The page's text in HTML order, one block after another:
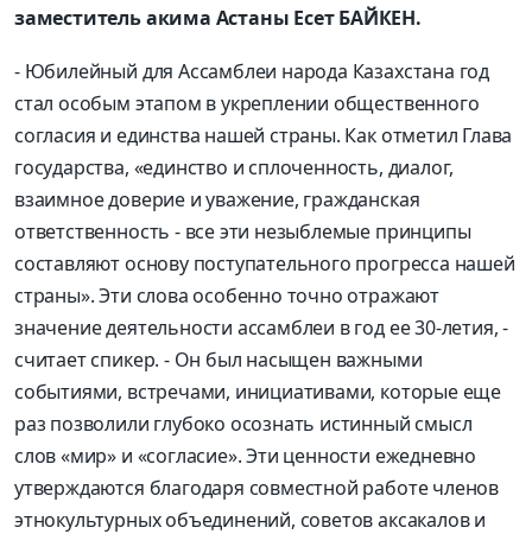
заместитель акима Астаны Есет БАЙКЕН.
- Юбилейный для Ассамблеи народа Казахстана год
стал особым этапом в укреплении общественного
согласия и единства нашей страны. Как отметил Глава
государства, «единство и сплоченность, диалог,
взаимное доверие и уважение, гражданская
ответственность - все эти незыблемые принципы
составляют основу поступательного прогресса нашей
страны». Эти слова особенно точно отражают
значение деятельности ассамблеи в год ее 30-летия, -
считает спикер. - Он был насыщен важными
событиями, встречами, инициативами, которые еще
раз позволили глубоко осознать истинный смысл
слов «мир» и «согласие». Эти ценности ежедневно
утверждаются благодаря совместной работе членов
этнокультурных объединений, советов аксакалов и